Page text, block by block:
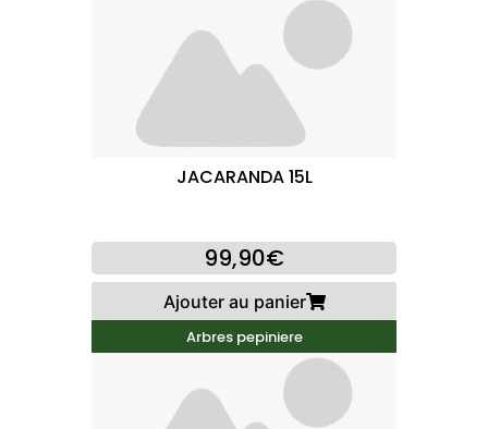
JACARANDA 15L
99,90€
Ajouter au panier
Arbres pepiniere